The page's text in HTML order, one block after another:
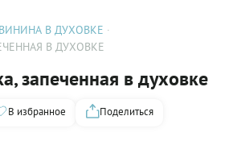
В ДУХОВКЕ
В ДУХОВКЕ
запеченная в духовке
В избранное
Поделиться